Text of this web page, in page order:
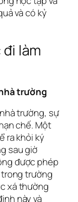
và có kỷ
làm
trường
trường, sự
chế. Một
ra khỏi ký
sau giờ
được phép
trong trường
xá thường
này và